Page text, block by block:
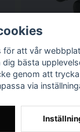
MAX
för att vår
bästa
genom att
via